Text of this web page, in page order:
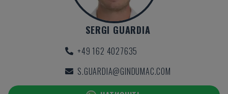
SERGI GUARDIA
+49 162 4027635
S.GUARDIA@GINDUMAC.COM